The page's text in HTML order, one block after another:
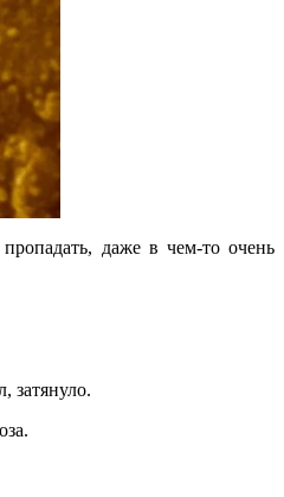
даже в чем-то очень
затянуло.